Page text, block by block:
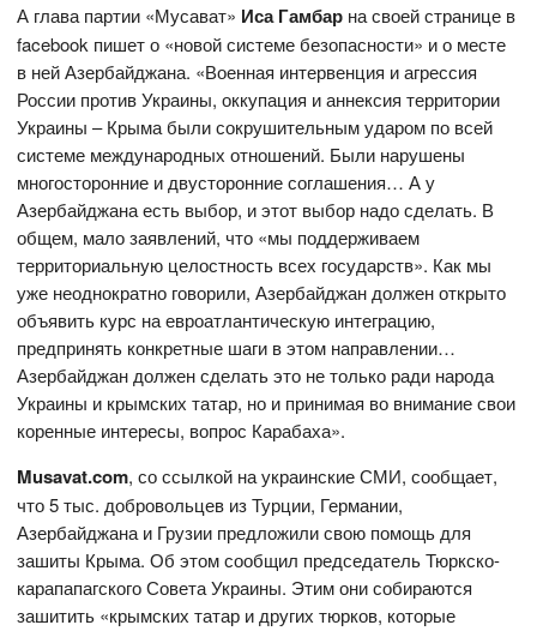
А глава партии «Мусават» Иса Гамбар на своей странице в
facebook пишет о «новой системе безопасности» и о месте
в ней Азербайджана. «Военная интервенция и агрессия
России против Украины, оккупация и аннексия территории
Украины – Крыма были сокрушительным ударом по всей
системе международных отношений. Были нарушены
многосторонние и двусторонние соглашения… А у
Азербайджана есть выбор, и этот выбор надо сделать. В
общем, мало заявлений, что «мы поддерживаем
территориальную целостность всех государств». Как мы
уже неоднократно говорили, Азербайджан должен открыто
объявить курс на евроатлантическую интеграцию,
предпринять конкретные шаги в этом направлении…
Азербайджан должен сделать это не только ради народа
Украины и крымских татар, но и принимая во внимание свои
коренные интересы, вопрос Карабаха».
Musavat.com, со ссылкой на украинские СМИ, сообщает,
что 5 тыс. добровольцев из Турции, Германии,
Азербайджана и Грузии предложили свою помощь для
зашиты Крыма. Об этом сообщил председатель Тюркско-
карапапагского Совета Украины. Этим они собираются
зашитить «крымских татар и других тюрков, которые